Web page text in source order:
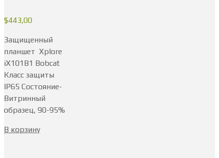
$443,00
Защищенный
планшет Xplore
iX101B1 Bobcat
Класс защиты
IP65 Состояние-
Витринный
образец, 90-95%
В корзину